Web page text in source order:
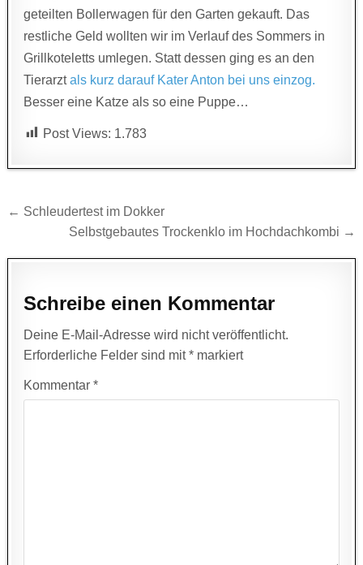
geteilten Bollerwagen für den Garten gekauft. Das
restliche Geld wollten wir im Verlauf des Sommers in
Grillkoteletts umlegen. Statt dessen ging es an den
Tierarztals kurz darauf Kater Anton bei uns einzog.
Besser eine Katze als so eine Puppe…
Post Views: 1.783
Beitragsnavigation
← Schleudertest im Dokker
Selbstgebautes Trockenklo im Hochdachkombi →
Schreibe einen Kommentar
Deine E-Mail-Adresse wird nicht veröffentlicht.
Erforderliche Felder sind mit* markiert
Kommentar*